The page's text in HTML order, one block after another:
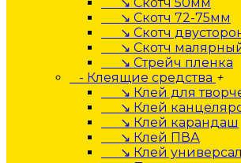
↘ Скотч 72-75мм
↘ Скотч
↘ Скотч
↘ Стрейч пленка
- Клеящие средства +
↘ Клей для
↘ Клей
↘ Клей карандаш
↘ Клей ПВА
↘ Клей